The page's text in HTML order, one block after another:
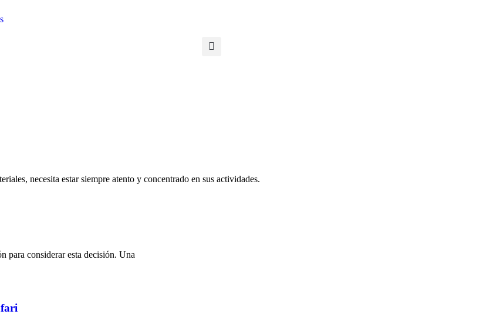
necesita estar siempre atento y concentrado en sus actividades.
para considerar esta decisión. Una